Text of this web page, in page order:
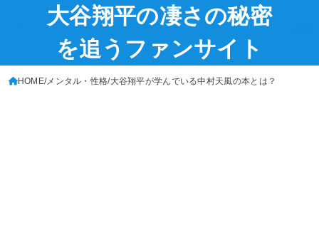
大谷翔平の凄さの秘密
を追うファンサイト
HOME メンタル・性格 大谷翔平が学んでいる中村天風の本とは？